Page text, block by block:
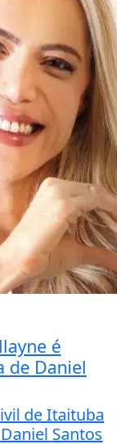
é
de Daniel
de Itaituba
Santos